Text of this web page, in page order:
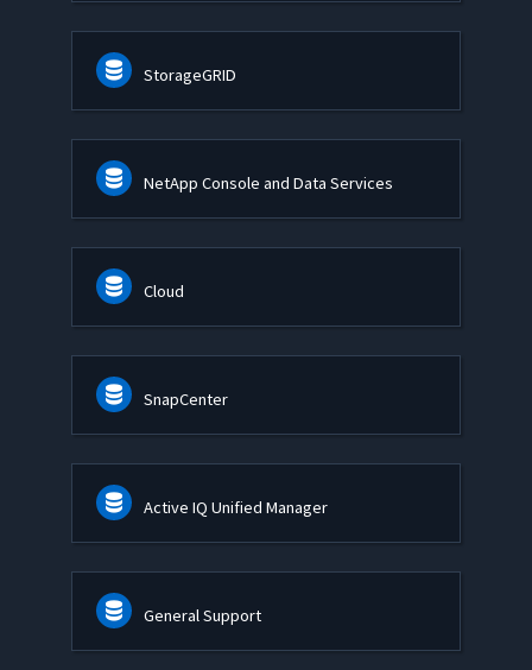
StorageGRID
NetApp Console and Data Services
Cloud
SnapCenter
Active IQ Unified Manager
General Support